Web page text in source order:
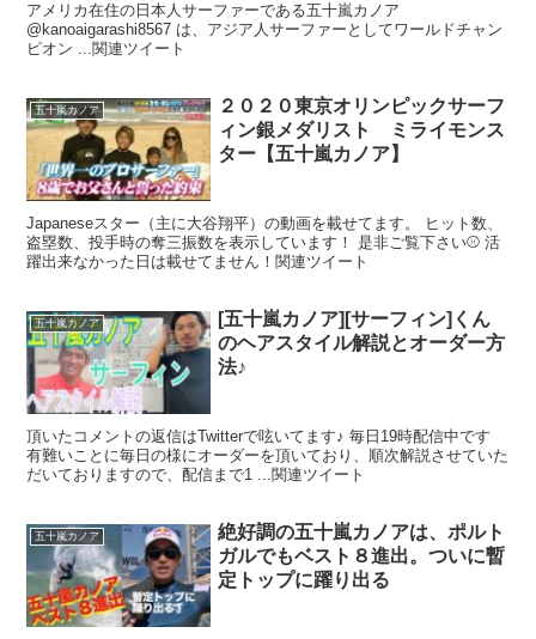
アメリカ在住の日本人サーファーである五十嵐カノア
@kanoaigarashi8567 は、アジア人サーファーとしてワールドチャン
ピオン ...関連ツイート
五十嵐カノア
２０２０東京オリンピックサーフ
ィン銀メダリスト ミライモンス
ター【五十嵐カノア】
Japaneseスター（主に大谷翔平）の動画を載せてます。 ヒット数、
盗塁数、投手時の奪三振数を表示しています！ 是非ご覧下さい⚾️ 活
躍出来なかった日は載せてません！関連ツイート
五十嵐カノア
[五十嵐カノア][サーフィン]くん
のヘアスタイル解説とオーダー方
法♪
頂いたコメントの返信はTwitterで呟いてます♪ 毎日19時配信中です
有難いことに毎日の様にオーダーを頂いており、順次解説させていた
だいておりますので、配信まで1 ...関連ツイート
五十嵐カノア
絶好調の五十嵐カノアは、ポルト
ガルでもベスト８進出。ついに暫
定トップに躍り出る